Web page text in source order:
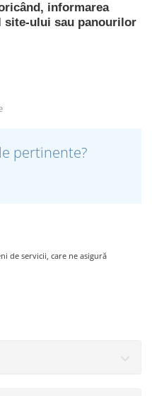
informarea
site-ului sau panourilor
pertinente?
de servicii, care ne asigură